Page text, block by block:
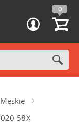
0
Męskie
58X